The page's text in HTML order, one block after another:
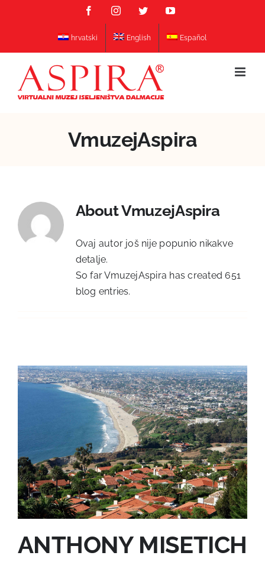
FacebookInstagramTwitterYouTube
hrvatski English Español
VmuzejAspira
AboutVmuzejAspira
Ovaj autor još nije popunio nikakve
detalje.
So far VmuzejAspira has created 651
blog entries.
ANTHONY MISETICH